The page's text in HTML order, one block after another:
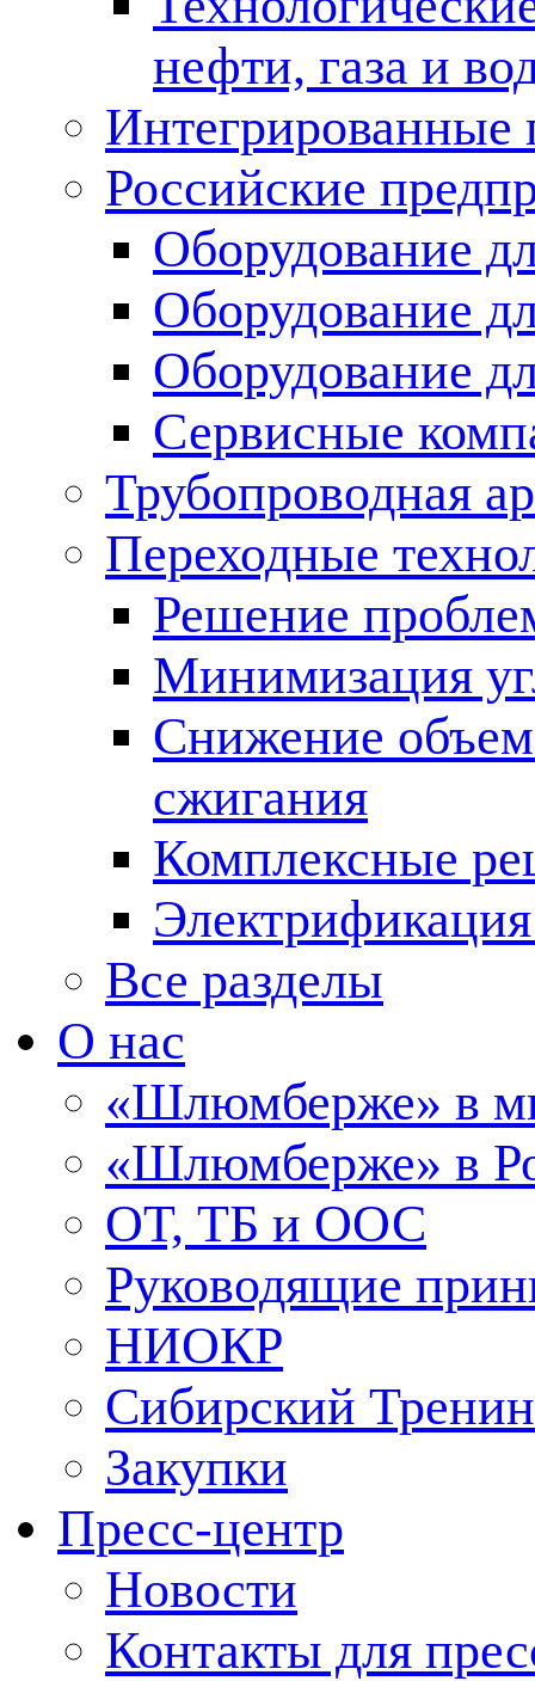
нефти, газа и
Российские
Оборудование
Оборудование
Оборудование
Сервисные
Трубопроводная
Переходные
Решение
Минимизация
Снижение
сжигания
Комплексные
Все разделы
О нас
«Шлюмберже» в
«Шлюмберже» в
ОТ, ТБ и ООС
Руководящие
НИОКР
Сибирский
Закупки
Пресс-центр
Новости
Контакты для